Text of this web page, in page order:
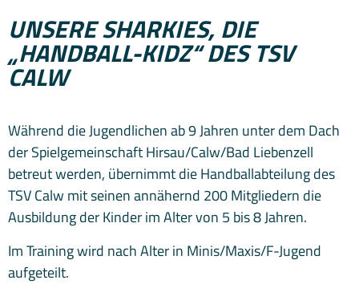
UNSERE SHARKIES, DIE
„HANDBALL-KIDZ“ DES TSV
CALW
Während die Jugendlichen ab 9 Jahren unter dem Dach
der Spielgemeinschaft Hirsau/Calw/Bad Liebenzell
betreut werden, übernimmt die Handballabteilung des
TSV Calw mit seinen annähernd 200 Mitgliedern die
Ausbildung der Kinder im Alter von 5 bis 8 Jahren.
Im Training wird nach Alter in Minis/Maxis/F-Jugend
aufgeteilt.